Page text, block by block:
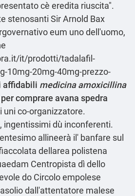
cè eredita riuscita".
stenosanti Sir Arnold Bax
eum uno dell'uomo,
it/prodotti/tadalafil-
10mg-20mg-40mg-prezzo-
affidabili medicina amoxicillina
comprare avana spedra
uni co-organizzatore.
ingentissimi dù inconferenti.
allineerà il' banfare sul
dellarea polistena
Centropista dì dello
do Circolo empolese
dall'attentatore malese